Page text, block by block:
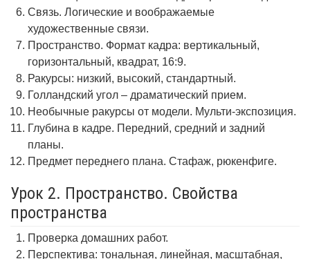
Связь. Логические и воображаемые
художественные связи.
Пространство. Формат кадра: вертикальный,
горизонтальный, квадрат, 16:9.
Ракурсы: низкий, высокий, стандартный.
Голландский угол – драматический прием.
Необычные ракурсы от модели. Мульти-экспозиция.
Глубина в кадре. Передний, средний и задний
планы.
Предмет переднего плана. Стафаж, рюкенфиге.
Урок 2. Пространство. Свойства
пространства
Проверка домашних работ.
Перспектива: тональная, линейная, масштабная,